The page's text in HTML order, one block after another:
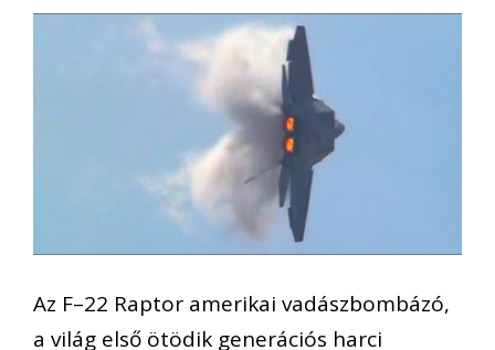
Az F–22 Raptor amerikai vadászbombázó,
a világ első ötödik generációs harci